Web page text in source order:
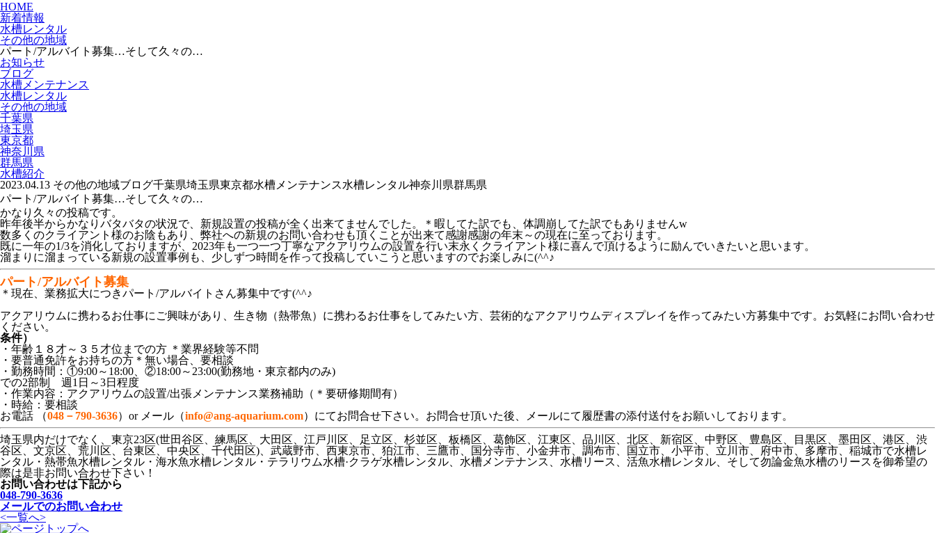
HOME
新着情報
水槽レンタル
その他の地域
パート/アルバイト募集…そして久々の…
お知らせ
ブログ
水槽メンテナンス
水槽レンタル
その他の地域
千葉県
埼玉県
東京都
神奈川県
群馬県
水槽紹介
2023.04.13 その他の地域ブログ千葉県埼玉県東京都水槽メンテナンス水槽レンタル神奈川県群馬県
パート/アルバイト募集…そして久々の…
かなり久々の投稿です。
昨年後半からかなりバタバタの状況で、新規設置の投稿が全く出来てませんでした。＊暇してた訳でも、体調崩してた訳でもありませんw
数多くのクライアント様のお陰もあり、弊社への新規のお問い合わせも頂くことが出来て感謝感謝の年末～の現在に至っております。
既に一年の1/3を消化しておりますが、2023年も一つ一つ丁寧なアクアリウムの設置を行い末永くクライアント様に喜んで頂けるように励んでいきたいと思います。
溜まりに溜まっている新規の設置事例も、少しずつ時間を作って投稿していこうと思いますのでお楽しみに(^^♪
パート/アルバイト募集
＊現在、業務拡大につきパート/アルバイトさん募集中です(^^♪
アクアリウムに携わるお仕事にご興味があり、生き物（熱帯魚）に携わるお仕事をしてみたい方、芸術的なアクアリウムディスプレイを作ってみたい方募集中です。お気軽にお問い合わせ
ください。
条件）
・年齢１８才～３５才位までの方 ＊業界経験等不問
・要普通免許をお持ちの方＊無い場合、要相談
・勤務時間：①9:00～18:00、②18:00～23:00(勤務地・東京都内のみ)
での2部制 週1日～3日程度
・作業内容：アクアリウムの設置/出張メンテナンス業務補助（＊要研修期間有）
・時給：要相談
お電話 （048－790-3636）or メール（info@ang-aquarium.com）にてお問合せ下さい。お問合せ頂いた後、メールにて履歴書の添付送付をお願いしております。
埼玉県内だけでなく、東京23区(世田谷区、練馬区、大田区、江戸川区、足立区、杉並区、板橋区、葛飾区、江東区、品川区、北区、新宿区、中野区、豊島区、目黒区、墨田区、港区、渋
谷区、文京区、荒川区、台東区、中央区、千代田区)、武蔵野市、西東京市、狛江市、三鷹市、国分寺市、小金井市、調布市、国立市、小平市、立川市、府中市、多摩市、稲城市で水槽レ
ンタル・熱帯魚水槽レンタル・海水魚水槽レンタル・テラリウム水槽·クラゲ水槽レンタル、水槽メンテナンス、水槽リース、活魚水槽レンタル、そして勿論金魚水槽のリースを御希望の
際は是非お問い合わせ下さい！
お問い合わせは下記から
048-790-3636
メールでのお問い合わせ
<一覧へ>